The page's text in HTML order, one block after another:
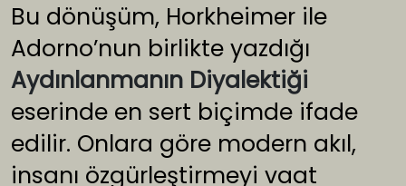
Bu dönüşüm, Horkheimer ile
Adorno’nun birlikte yazdığı
Aydınlanmanın Diyalektiği
eserinde en sert biçimde ifade
edilir. Onlara göre modern akıl,
insanı özgürleştirmeyi vaat